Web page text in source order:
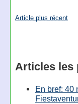
Article plus récent
Articles les
En bref: 40